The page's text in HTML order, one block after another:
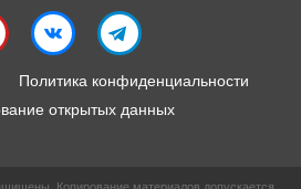
Политика конфиденциальности
открытых данных